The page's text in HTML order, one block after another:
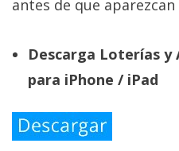
antes de que
Descarga Loterías y
para iPhone / iPad